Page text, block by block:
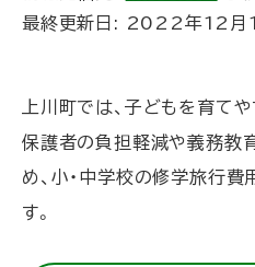
最終更新日:
2022年12月
上川町では、子どもを育て
保護者の負担軽減や義務教
め、小・中学校の修学旅行
す。